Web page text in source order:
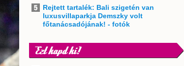
Rejtett tartalék: Bali szigetén van
luxusvillaparkja Demszky volt
főtanácsadójának! - fotók